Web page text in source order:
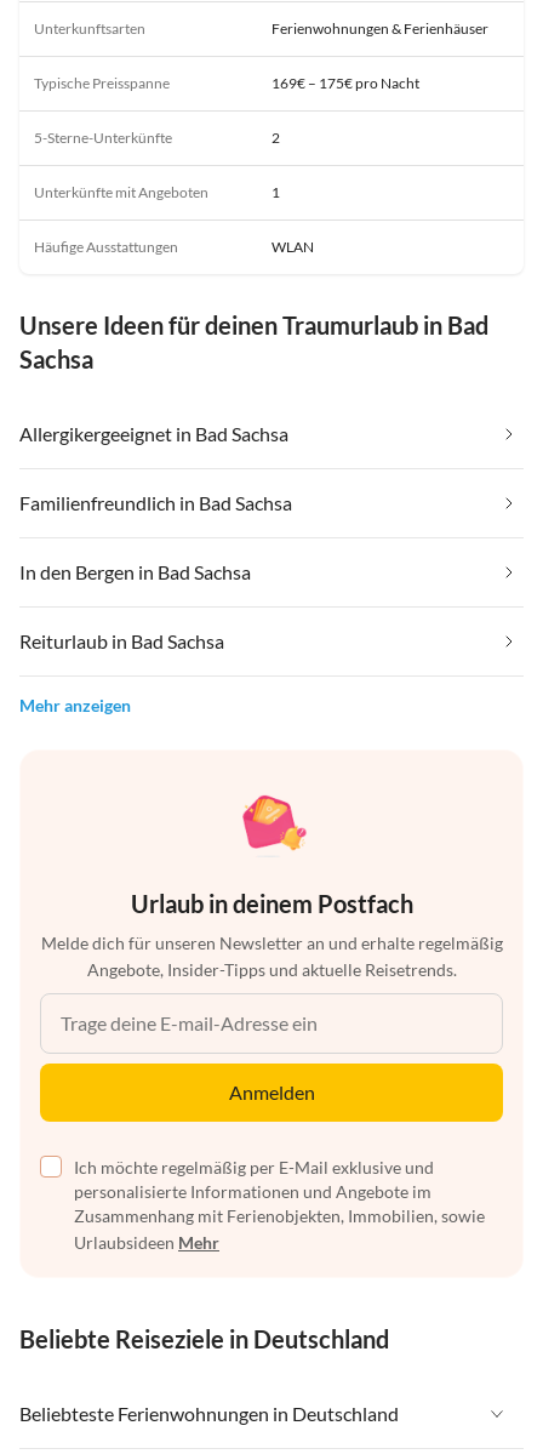
Unterkunftsarten Ferienwohnungen & Ferienhäuser
Typische Preisspanne 169€ – 175€ pro Nacht
5-Sterne-Unterkünfte 2
Unterkünfte mit Angeboten 1
Häufige Ausstattungen WLAN
Unsere Ideen für deinen Traumurlaub in Bad
Sachsa
Allergikergeeignet in Bad Sachsa
Familienfreundlich in Bad Sachsa
In den Bergen in Bad Sachsa
Reiturlaub in Bad Sachsa
Mehr anzeigen
Urlaub in deinem Postfach
Melde dich für unseren Newsletter an und erhalte regelmäßig
Angebote, Insider-Tipps und aktuelle Reisetrends.
Anmelden
Ich möchte regelmäßig per E-Mail exklusive und
personalisierte Informationen und Angebote im
Zusammenhang mit Ferienobjekten, Immobilien, sowie
Urlaubsideen Mehr
Beliebte Reiseziele in Deutschland
Beliebteste Ferienwohnungen in Deutschland